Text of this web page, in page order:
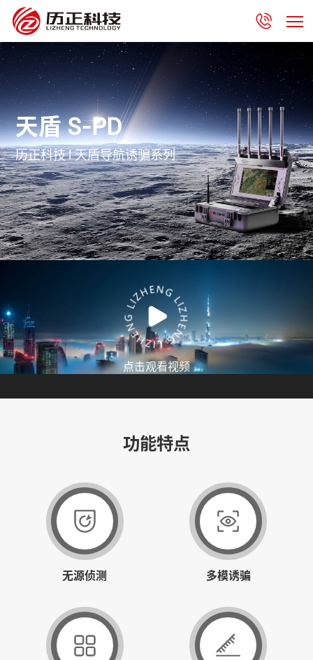
天盾 S-PD
历正科技 l 天盾导航诱骗系列
点击观看视频
功能特点
无源侦测 多模诱骗